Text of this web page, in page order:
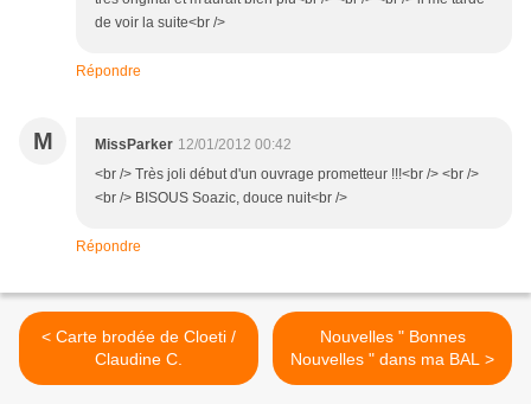
de voir la suite<br />
Répondre
M MissParker 12/01/2012 00:42
<br /> Très joli début d'un ouvrage prometteur !!!<br /> <br />
<br /> BISOUS Soazic, douce nuit<br />
Répondre
< Carte brodée de Cloeti /
Claudine C.
Nouvelles " Bonnes
Nouvelles " dans ma BAL >